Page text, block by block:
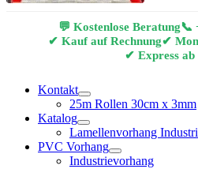
💬 Kostenlose Beratung📞
✔ Kauf auf Rechnung✔
✔ Express ab
Kontakt
25m Rollen 30cm x 3mm
Katalog
Lamellenvorhang
PVC Vorhang
Industrievorhang